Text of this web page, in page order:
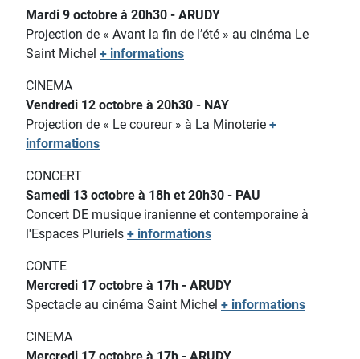
Mardi 9 octobre à 20h30 - ARUDY
Projection de « Avant la fin de l’été » au cinéma Le
Saint Michel + informations
CINEMA
Vendredi 12 octobre à 20h30 - NAY
Projection de « Le coureur » à La Minoterie +
informations
CONCERT
Samedi 13 octobre à 18h et 20h30 - PAU
Concert DE musique iranienne et contemporaine à
l'Espaces Pluriels + informations
CONTE
Mercredi 17 octobre à 17h - ARUDY
Spectacle au cinéma Saint Michel + informations
CINEMA